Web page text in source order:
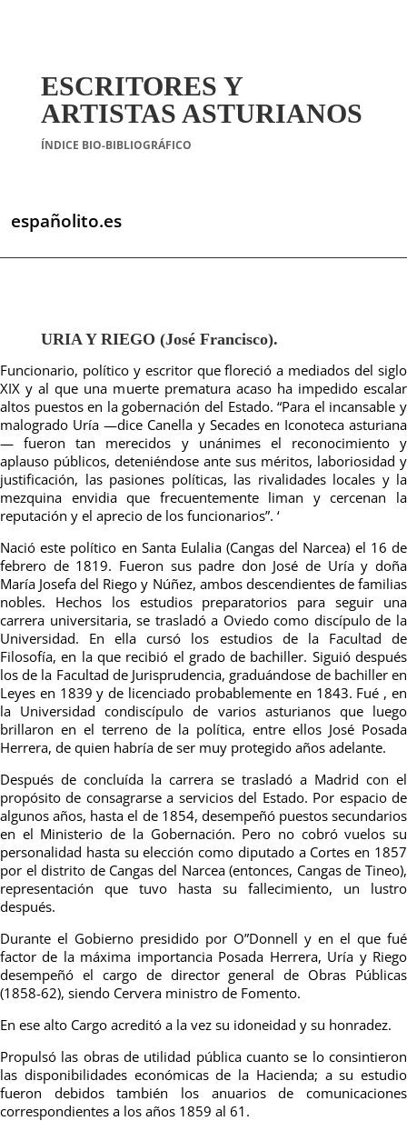
ESCRITORES Y
ARTISTAS ASTURIANOS
ÍNDICE BIO-BIBLIOGRÁFICO
españolito.es
URIA Y RIEGO (José Francisco).
Funcionario, político y escritor que floreció a mediados del siglo
XIX y al que una muerte prematura acaso ha impedido escalar
altos puestos en la gobernación del Estado. “Para el incansable y
malogrado Uría —dice Canella y Secades en Iconoteca asturiana
— fueron tan merecidos y unánimes el reconocimiento y
aplauso públicos, deteniéndose ante sus méritos, laboriosidad y
justificación, las pasiones políticas, las rivalidades locales y la
mezquina envidia que frecuentemente liman y cercenan la
reputación y el aprecio de los funcionarios”. ‘
Nació este político en Santa Eulalia (Cangas del Narcea) el 16 de
febrero de 1819. Fueron sus padre don José de Uría y doña
María Josefa del Riego y Núñez, ambos descendientes de familias
nobles. Hechos los estudios preparatorios para seguir una
carrera universitaria, se trasladó a Oviedo como discípulo de la
Universidad. En ella cursó los estudios de la Facultad de
Filosofía, en la que recibió el grado de bachiller. Siguió después
los de la Facultad de Jurisprudencia, graduándose de bachiller en
Leyes en 1839 y de licenciado probablemente en 1843. Fué , en
la Universidad condiscípulo de varios asturianos que luego
brillaron en el terreno de la política, entre ellos José Posada
Herrera, de quien habría de ser muy protegido años adelante.
Después de concluída la carrera se trasladó a Madrid con el
propósito de consagrarse a servicios del Estado. Por espacio de
algunos años, hasta el de 1854, desempeñó puestos secundarios
en el Ministerio de la Gobernación. Pero no cobró vuelos su
personalidad hasta su elección como diputado a Cortes en 1857
por el distrito de Cangas del Narcea (entonces, Cangas de Tineo),
representación que tuvo hasta su fallecimiento, un lustro
después.
Durante el Gobierno presidido por O”Donnell y en el que fué
factor de la máxima importancia Posada Herrera, Uría y Riego
desempeñó el cargo de director general de Obras Públicas
(1858-62), siendo Cervera ministro de Fomento.
En ese alto Cargo acreditó a la vez su idoneidad y su honradez.
Propulsó las obras de utilidad pública cuanto se lo consintieron
las disponibilidades económicas de la Hacienda; a su estudio
fueron debidos también los anuarios de comunicaciones
correspondientes a los años 1859 al 61.